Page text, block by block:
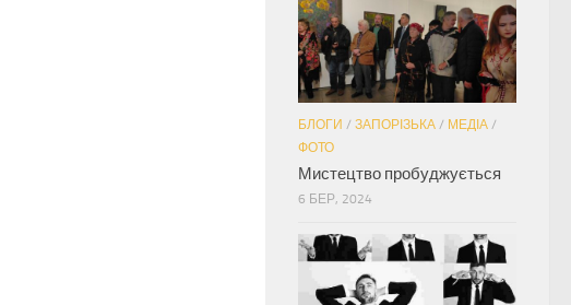
БЛОГИ / ЗАПОРІЗЬКА / МЕДІА /
ФОТО
Мистецтво пробуджується
6 БЕР, 2024